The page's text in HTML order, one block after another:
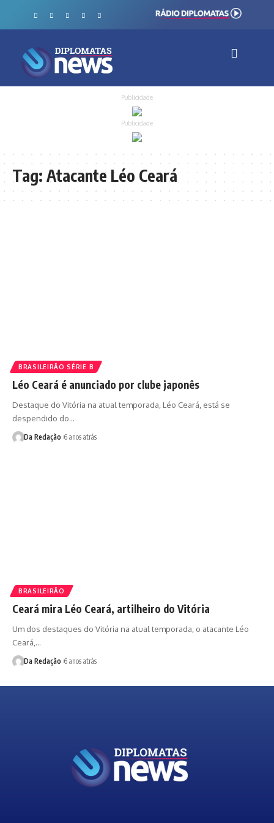
Publicidade
Publicidade
Tag: Atacante Léo Ceará
BRASILEIRÃO SÉRIE B
Léo Ceará é anunciado por clube japonês
Destaque do Vitória na atual temporada, Léo Ceará, está se
despendido do…
Da Redação 6 anos atrás
BRASILEIRÃO
Ceará mira Léo Ceará, artilheiro do Vitória
Um dos destaques do Vitória na atual temporada, o atacante Léo
Ceará,…
Da Redação 6 anos atrás